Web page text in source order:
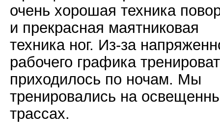
очень хорошая техника
и прекрасная маятниковая
техника ног. Из-за
рабочего графика
приходилось по ночам. Мы
тренировались на
трассах.